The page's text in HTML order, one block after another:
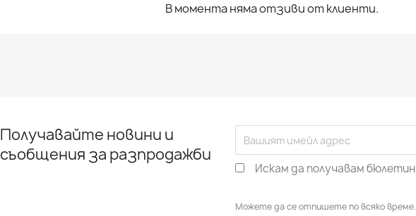
В момента няма отзиви от клиенти.
Получавайте новини и
съобщения за разпродажби
Искам да получавам бюлетин
Можете да се отпишете по всяко време.